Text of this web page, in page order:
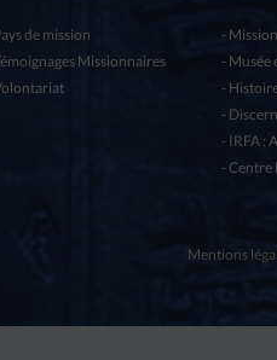
de mission
Missionnaires
Musée
IRFA :
Centre
Mentions